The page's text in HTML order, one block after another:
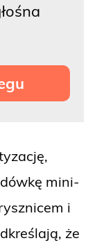
mini-
i
że